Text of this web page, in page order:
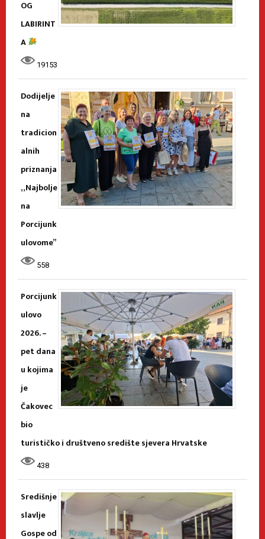
OG
LABIRINT
A
19153
Dodijelje
na
tradicion
alnih
priznanja
„Najbolje
na
Porcijunk
ulovome”
558
Porcijunk
ulovo
2026. –
pet dana
u kojima
je
Čakovec
bio
turističko i društveno središte sjevera Hrvatske
438
Središnje
slavlje
Gospe od